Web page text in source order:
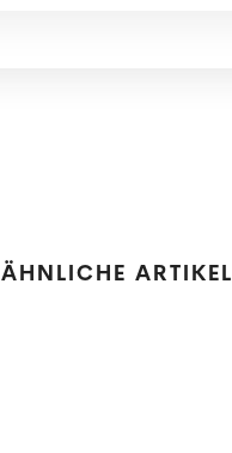
ÄHNLICHE ARTIKEL